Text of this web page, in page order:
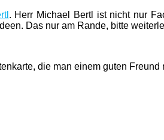
. Herr Michael Bertl ist nicht nur
Das nur am Rande, bitte
die man einem guten